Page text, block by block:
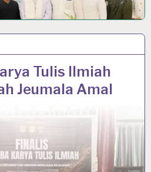
Tulis Ilmiah
Jeumala Amal